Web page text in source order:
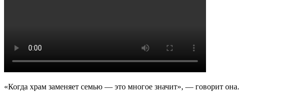
«Когда храм заменяет семью — это многое значит», — говорит она.